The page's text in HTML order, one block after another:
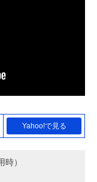
Yahoo!で見る
）